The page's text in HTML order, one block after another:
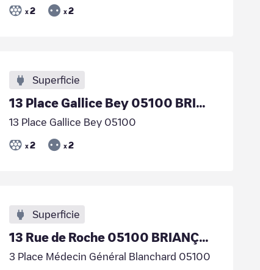
x 2 x 2
Superficie
13 Place Gallice Bey 05100 BRIANÇON
13 Place Gallice Bey 05100
x 2 x 2
Superficie
13 Rue de Roche 05100 BRIANÇON
3 Place Médecin Général Blanchard 05100